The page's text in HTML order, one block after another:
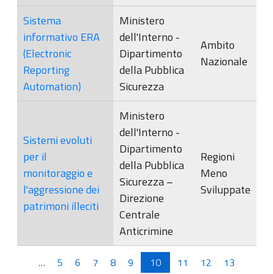
Sistema
informativo ERA
(Electronic
Reporting
Automation)
Ministero
dell'Interno -
Dipartimento
della Pubblica
Sicurezza
Ambito
Nazionale
Sistemi evoluti
per il
monitoraggio e
l'aggressione dei
patrimoni illeciti
Ministero
dell'Interno -
Dipartimento
della Pubblica
Sicurezza –
Direzione
Centrale
Anticrimine
Regioni
Meno
Sviluppate
… 5 6 7 8 9 10 11 12 13